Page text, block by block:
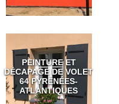
PEINTURE ET
DÉCAPAGE DE VOLET
64 PYRÉNÉES-
ATLANTIQUES